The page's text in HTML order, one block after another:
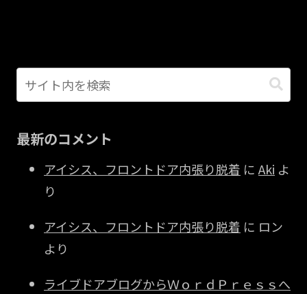
最新のコメント
アイシス、フロントドア内張り脱着 にAki よ
り
アイシス、フロントドア内張り脱着 に ロン
より
ライブドアブログからＷｏｒｄＰｒｅｓｓへ